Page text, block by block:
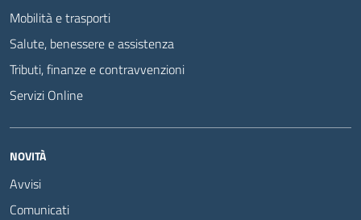
Mobilità e trasporti
Salute, benessere e assistenza
Tributi, finanze e contravvenzioni
Servizi Online
NOVITÀ
Avvisi
Comunicati